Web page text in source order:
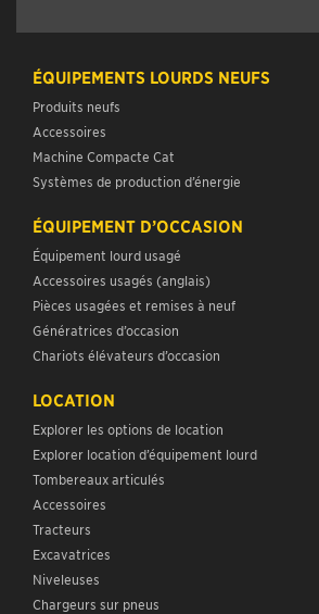
ÉQUIPEMENTS LOURDS NEUFS
Produits neufs
Accessoires
Machine Compacte Cat
Systèmes de production d’énergie
ÉQUIPEMENT D’OCCASION
Équipement lourd usagé
Accessoires usagés (anglais)
Pièces usagées et remises à neuf
Génératrices d’occasion
Chariots élévateurs d’occasion
LOCATION
Explorer les options de location
Explorer location d’équipement lourd
Tombereaux articulés
Accessoires
Tracteurs
Excavatrices
Niveleuses
Chargeurs sur pneus